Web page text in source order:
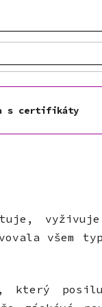
s certifikáty
vyživuje
všem
který